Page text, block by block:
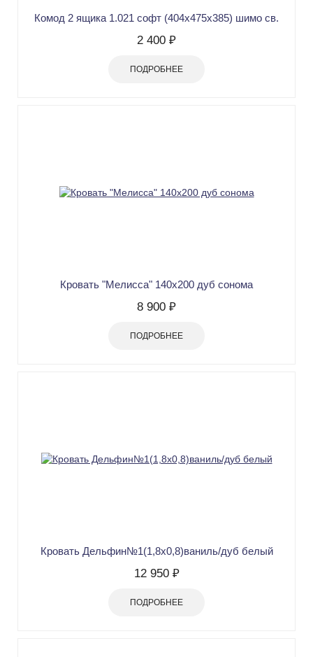
Комод 2 ящика 1.021 софт (404х475х385) шимо св.
2 400 ₽
ПОДРОБНЕЕ
Кровать "Мелисса" 140х200 дуб сонома
8 900 ₽
ПОДРОБНЕЕ
Кровать Дельфин№1(1,8х0,8)ваниль/дуб белый
12 950 ₽
ПОДРОБНЕЕ